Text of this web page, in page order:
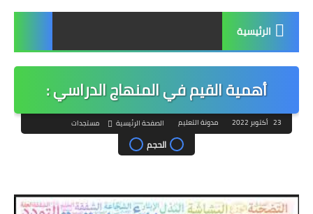
الرئيسية
أهمية القيم في المنهاج الدراسي :
23 أكتوبر 2022 مدونة التعليم الصفحة الرئيسية مستجدات
الحجم